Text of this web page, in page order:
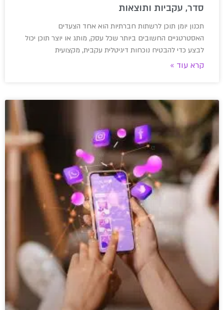
סדר, עקביות ותוצאות
תכנון יומן תוכן לרשתות חברתיות הוא אחד הצעדים
האסטרטגיים החשובים ביותר שכל עסק, מותג או יוצר תוכן יכול
לבצע כדי להבטיח נוכחות דיגיטלית עקבית, מקצועית
קרא עוד »